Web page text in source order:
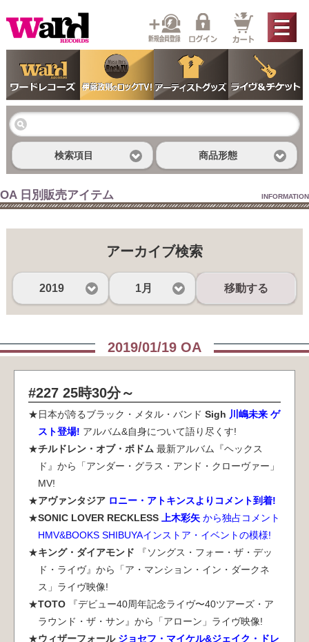
検索項目 商品形態
OA 日別販売アイテム INFORMATION
アーカイブ検索
2019 1月 移動する
2019/01/19 OA
#227 25時30分～
日本が誇るブラック・メタル・バンド Sigh 川嶋未来 ゲ
スト登場! アルバム&自身について語り尽くす!
チルドレン・オブ・ボドム 最新アルバム『ヘックス
ド』から「アンダー・グラス・アンド・クローヴァー」
MV!
アヴァンタジア ロニー・アトキンスよりコメント到着!
SONIC LOVER RECKLESS
上木彩矢 から独占コメント
HMV&BOOKS SHIBUYAインストア・イベントの模様!
キング・ダイアモンド 『ソングス・フォー・ザ・デッ
ド・ライヴ』から「ア・マンション・イン・ダークネ
ス」ライヴ映像!
TOTO 『デビュー40周年記念ライヴ〜40ツアーズ・ア
ラウンド・ザ・サン』から「アローン」ライヴ映像!
ウィザーフォール ジョセフ・マイケル&ジェイク・ドレ